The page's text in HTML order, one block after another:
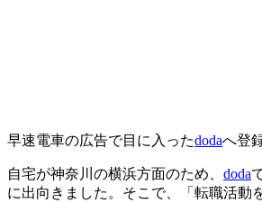
早速電車の広告で目に入ったdodaへ登
自宅が神奈川の横浜方面のため、 doda
に出向きました。そこで、「 転職活動